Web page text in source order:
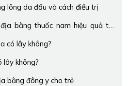
lông da đầu và cách điều trị
bằng thuốc nam hiệu quả tại
có lây không?
lây không?
bằng đông y cho trẻ